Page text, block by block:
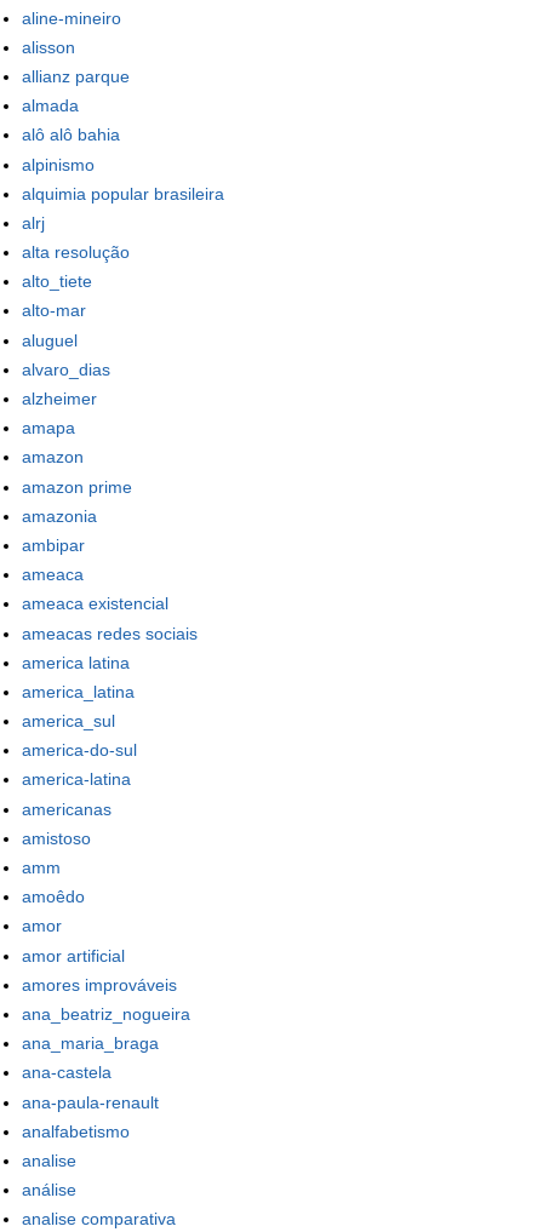
aline-mineiro
alisson
allianz parque
almada
alô alô bahia
alpinismo
alquimia popular brasileira
alrj
alta resolução
alto_tiete
alto-mar
aluguel
alvaro_dias
alzheimer
amapa
amazon
amazon prime
amazonia
ambipar
ameaca
ameaca existencial
ameacas redes sociais
america latina
america_latina
america_sul
america-do-sul
america-latina
americanas
amistoso
amm
amoêdo
amor
amor artificial
amores improváveis
ana_beatriz_nogueira
ana_maria_braga
ana-castela
ana-paula-renault
analfabetismo
analise
análise
analise comparativa